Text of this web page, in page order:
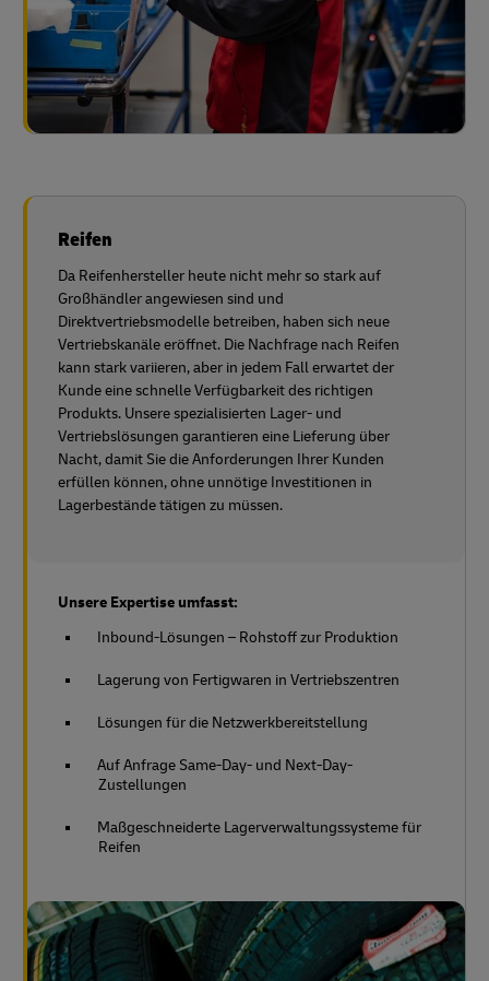
Reifen
Da Reifenhersteller heute nicht mehr so stark auf
Großhändler angewiesen sind und
Direktvertriebsmodelle betreiben, haben sich neue
Vertriebskanäle eröffnet. Die Nachfrage nach Reifen
kann stark variieren, aber in jedem Fall erwartet der
Kunde eine schnelle Verfügbarkeit des richtigen
Produkts. Unsere spezialisierten Lager- und
Vertriebslösungen garantieren eine Lieferung über
Nacht, damit Sie die Anforderungen Ihrer Kunden
erfüllen können, ohne unnötige Investitionen in
Lagerbestände tätigen zu müssen.
Unsere Expertise umfasst:
Inbound-Lösungen – Rohstoff zur Produktion
Lagerung von Fertigwaren in Vertriebszentren
Lösungen für die Netzwerkbereitstellung
Auf Anfrage Same-Day- und Next-Day-
Zustellungen
Maßgeschneiderte Lagerverwaltungssysteme für
Reifen